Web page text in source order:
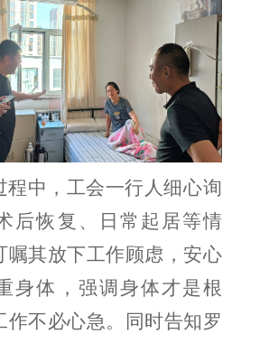
程中，工会一行人细心询
后恢复、日常起居等情
嘱其放下工作顾虑，安心
身体，强调身体才是根
作不必心急。同时告知罗